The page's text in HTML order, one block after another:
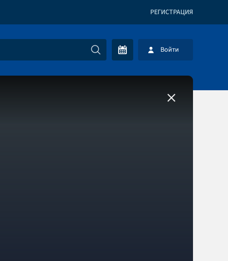
РЕГИСТРАЦИЯ
Войти